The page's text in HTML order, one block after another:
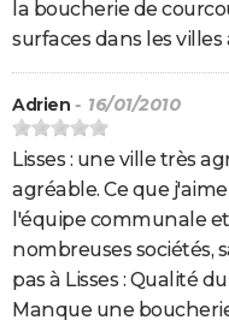
la boucherie de
surfaces dans les
Adrien - 16/01/2010
Lisses : une ville très
agréable. Ce que
l'équipe communale
nombreuses sociétés,
pas à Lisses : Qualité
Manque une